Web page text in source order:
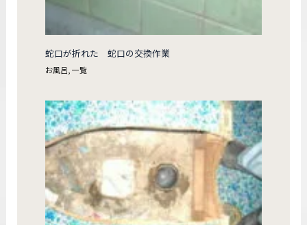
蛇口が折れた 蛇口の交換作業
お風呂,一覧